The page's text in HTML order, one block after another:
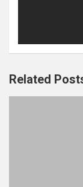
Related